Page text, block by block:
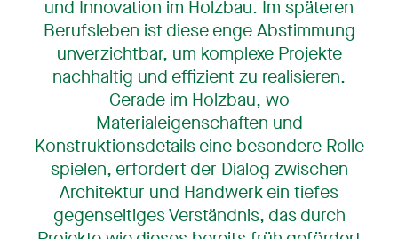
und Innovation im Holzbau. Im späteren
Berufsleben ist diese enge Abstimmung
unverzichtbar, um komplexe Projekte
nachhaltig und effizient zu realisieren.
Gerade im Holzbau, wo
Materialeigenschaften und
Konstruktionsdetails eine besondere Rolle
spielen, erfordert der Dialog zwischen
Architektur und Handwerk ein tiefes
gegenseitiges Verständnis, das durch